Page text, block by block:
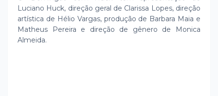
Luciano Huck, direção geral de Clarissa Lopes, direção
artística de Hélio Vargas, produção de Barbara Maia e
Matheus Pereira e direção de gênero de Monica
Almeida.